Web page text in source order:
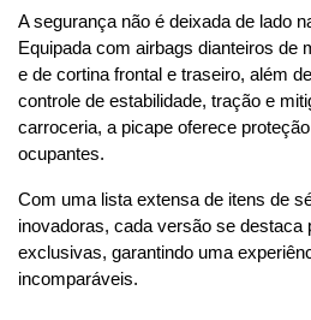
A segurança não é deixada de lado
Equipada com airbags dianteiros de
e de cortina frontal e traseiro, além
controle de estabilidade, tração e
carroceria, a picape oferece
ocupantes.
Com uma lista extensa de itens de
inovadoras, cada versão se
exclusivas, garantindo uma
incomparáveis.